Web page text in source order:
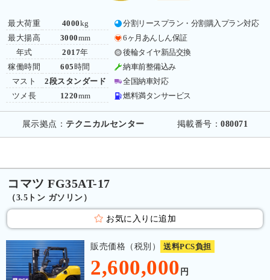
最大荷重
最大揚高
年式
稼働時間
マスト
ツメ長
4000kg
3000mm
2017年
605 時間
2段スタンダード
1220mm
分割リースプラン・分割購入プラン対応
6ヶ月あんしん保証
後輪タイヤ新品交換
納車前整備込み
全国納車対応
燃料満タンサービス
展示拠点： テクニカルセンター 掲載番号：080071
コマツ FG35AT-17
（3.5トン ガソリン）
お気に入りに追加
販売価格（税別） 送料PCS負担
2,600,000 円